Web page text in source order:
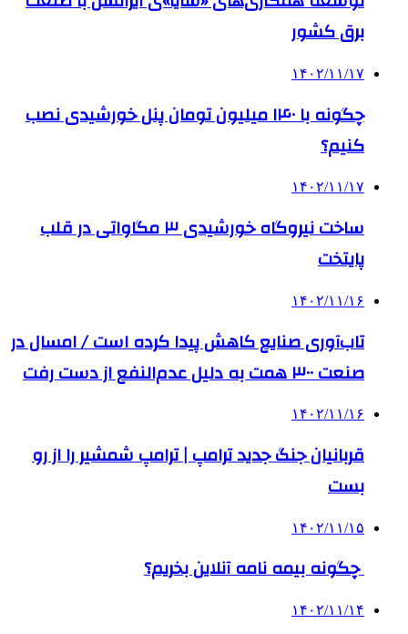
برق کشور
۱۴۰۲/۱۱/۱۷
چگونه با ۱۴۰ میلیون تومان پنل خورشیدی نصب
کنیم؟
۱۴۰۲/۱۱/۱۷
ساخت نیروگاه خورشیدی ۳ مگاواتی در قلب
پایتخت
۱۴۰۲/۱۱/۱۶
تاب‌آوری صنایع کاهش پیدا کرده است / امسال در
صنعت ۳۰۰ همت به دلیل عدم‌النفع از دست رفت
۱۴۰۲/۱۱/۱۶
قربانیان جنگ جدید ترامپ | ترامپ شمشیر را از رو
بست
۱۴۰۲/۱۱/۱۵
چگونه بیمه‌ نامه آنلاین بخریم؟
۱۴۰۲/۱۱/۱۴